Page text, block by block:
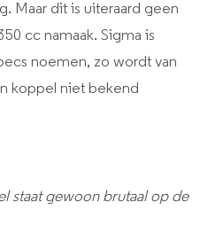
Maar dit is uiteraard geen
cc namaak. Sigma is
noemen, zo wordt van
koppel niet bekend
staat gewoon brutaal op de